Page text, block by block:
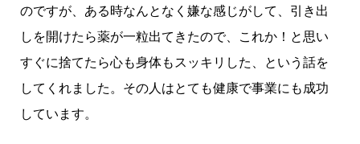
のですが、ある時なんとなく嫌な感じがして、引き出
しを開けたら薬が一粒出てきたので、これか！と思い
すぐに捨てたら心も身体もスッキリした、という話を
してくれました。その人はとても健康で事業にも成功
しています。